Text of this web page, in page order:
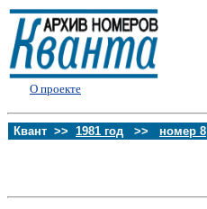
О проекте
Квант >> 1981 год >> номер 8